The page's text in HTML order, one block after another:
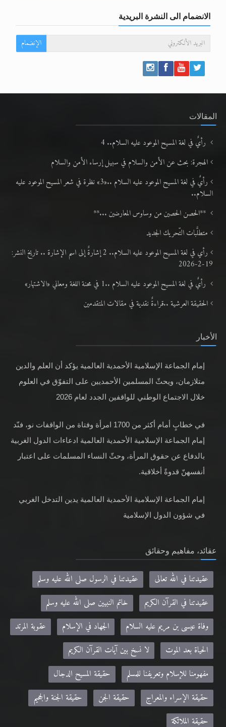
الانضمام الى النشرة البريدية
الإنضمام
المقالات
رأيٌ في لغة المسيح الموعود عليه السلام.. 4
الهجرة: بحث عن الأمن والسلام في سبيل إرساء الأمن والسلام
رأيٌ في لغة المسيح الموعود عليه السلام ..«3» نظرة في شعر المسيح الموعود عليه
السلام..
**الحصن الحصين من وساوس المعارضين ...**
متطلَّبات التّحريك الجديد
رأي في لغة المسيح الموعود عليه السلام.. 2 إشارةٌ إلى اسم الإشارة .. تاريخ النشر:
19-2-2026
رأيٌ في لغة المسيح الموعود عليه السلام ..1 في محنة اللغة ومعاني «الاشتهار»
الحقيقة العرشية ..قراءةٌ نقدية في مقالات المتقدمين
الأخبار
إمام الجماعة الإسلامية الأحمدية العالمية يؤكد أن العلم والدين
متلازمان، ويحثّ المسلمين الأحمديين على التفوّق في العلوم
خلال الاجتماع الوطني للواقفين الجدد لعام 2026
في خطابٍ أمام أكثر من 1700 امرأة وفتاة من الواقفات نو، فنّد
إمام الجماعة الإسلامية الأحمدية العالمية ادعاءات الدول الغربية
بالدفاع عن حقوق المرأة، وحثّ النساء المسلمات على اعتبار
أنفسهنّ قدوةً أخلاقية.
إمام الجماعة الإسلامية الأحمدية العالمية يدين التدخل الغربي
في شؤون الدول الإسلامية
عقائد، مفاهيم وحقائق
عقيدتنا في الله تعالى
عقيدتنا في الرسول صلى الله عليه وسلم
عقيدتنا في القرآن الكريم
خاتم النبيين صلى الله عليه وسلم
وفاة عيسى بن مريم عليه السلام
الجهاد في الإسلام
عقوبة المرتد
الحياة بعد الموت
لا نسخ بين آيات القرآن الكريم
مفهومنا للإسلام وتعريفنا للمسلم
حقيقة المسيح الدجال
حقيقة الإسراء والمعراج
حقيقة الجن
حقيقة الجنة والجحيم
حقيقة الملائكة